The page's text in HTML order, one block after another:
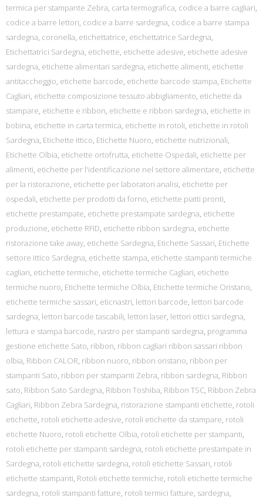
termica per stampante Zebra, carta termografica, codice a barre cagliari,
codice a barre lettori, codice a barre sardegna, codice a barre stampa
sardegna, coronella, etichettatrice, etichettatrice Sardegna,
Etichettatrici Sardegna, etichette, etichette adesive, etichette adesive
sardegna, etichette alimentari sardegna, etichette alimenti, etichette
antitaccheggio, etichette barcode, etichette barcode stampa, Etichette
Cagliari, etichette composizione tessuto abbigliamento, etichette da
stampare, etichette e ribbon, etichette e ribbon sardegna, etichette in
bobina, etichette in carta termica, etichette in rotoli, etichette in rotoli
Sardegna, Etichette ittico, Etichette Nuoro, etichette nutrizionali,
Etichette Olbia, etichette ortofrutta, etichette Ospedali, etichette per
alimenti, etichette per l'identificazione nel settore alimentare, etichette
per la ristorazione, etichette per laboratori analisi, etichette per
ospedali, etichette per prodotti da forno, etichette piatti pronti,
etichette prestampate, etichette prestampate sardegna, etichette
produzione, etichette RFID, etichette ribbon sardegna, etichette
ristorazione take away, etichette Sardegna, Etichette Sassari, Etichette
settore ittico Sardegna, etichette stampa, etichette stampanti termiche
cagliari, etichette termiche, etichette termiche Cagliari, etichette
termiche nuoro, Etichette termiche Olbia, Etichette termiche Oristano,
etichette termiche sassari, eticnastri, lettori barcode, lettori barcode
sardegna, lettori barcode tascabili, lettori laser, lettori ottici sardegna,
lettura e stampa barcode, nastro per stampanti sardegna, programma
gestione etichette Sato, ribbon, ribbon cagliari ribbon sassari ribbon
olbia, Ribbon CALOR, ribbon nuoro, ribbon oristano, ribbon per
stampanti Sato, ribbon per stampanti Zebra, ribbon sardegna, Ribbon
sato, Ribbon Sato Sardegna, Ribbon Toshiba, Ribbon TSC, Ribbon Zebra
Cagliari, Ribbon Zebra Sardegna, ristorazione stampanti etichette, rotoli
etichette, rotoli etichette adesive, rotoli etichette da stampare, rotoli
etichette Nuoro, rotoli etichette Olbia, rotoli etichette per stampanti,
rotoli etichette per stampanti sardegna, rotoli etichette prestampate in
Sardegna, rotoli etichette sardegna, rotoli etichette Sassari, rotoli
etichette stampanti, Rotoli etichette termiche, rotoli etichette termiche
sardegna, rotoli stampanti fatture, rotoli termici fatture, sardegna,